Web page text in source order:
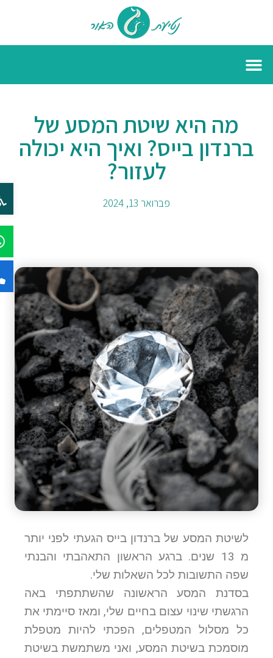
מה היא שיטת המסע של
ברנדון בייס? ואיך היא יכולה
לעזור?
פברואר 13, 2024
לשיטת המסע של ברנדון בייס הגעתי לפני יותר
מ 13 שנים. ברגע הראשון התאהבתי והבנתי
שפה התשובות לכל השאלות שלי.
בסדנת המסע הראשונה שהשתתפתי באה
הרגשתי שינוי עצום בחיים שלי, ומאז סיימתי את
כל מסלול המטפלים, הפכתי להיות מטפלת
מוסמכת בשיטת המסע, ואני משתמשת בשיטת